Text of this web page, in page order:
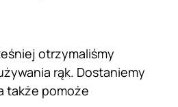
otrzymaliśmy
rąk. Dostaniemy
także pomoże